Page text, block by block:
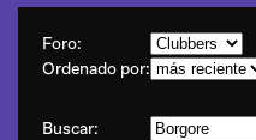
Foro:
Ordenado por:
Buscar: